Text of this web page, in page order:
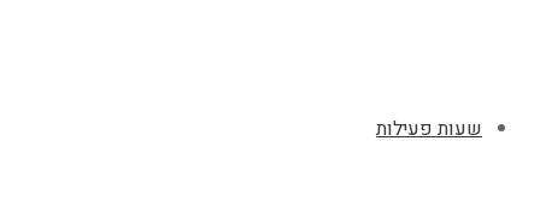
שעות פעילות